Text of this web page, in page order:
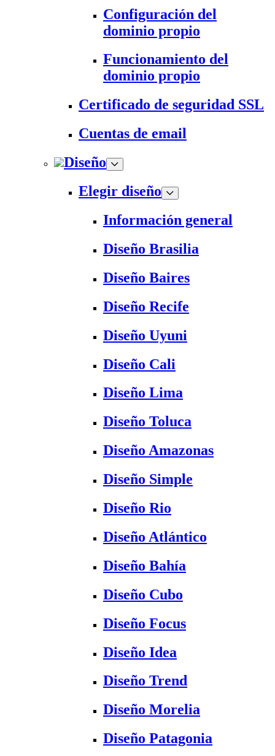
Configuración del
dominio propio
Funcionamiento del
dominio propio
Certificado de seguridad SSL
Cuentas de email
Diseño
Elegir diseño
Información general
Diseño Brasilia
Diseño Baires
Diseño Recife
Diseño Uyuni
Diseño Cali
Diseño Lima
Diseño Toluca
Diseño Amazonas
Diseño Simple
Diseño Rio
Diseño Atlántico
Diseño Bahía
Diseño Cubo
Diseño Focus
Diseño Idea
Diseño Trend
Diseño Morelia
Diseño Patagonia